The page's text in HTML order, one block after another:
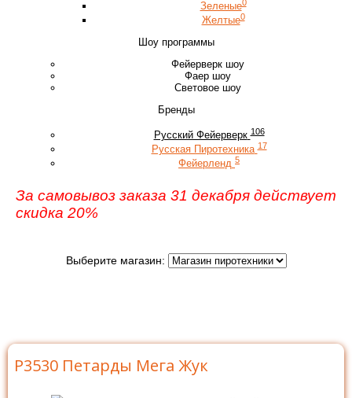
Зеленые0
Желтые0
Шоу программы
Фейерверк шоу
Фаер шоу
Световое шоу
Бренды
Русский Фейерверк 106
Русская Пиротехника 17
Фейерленд 5
За самовывоз заказа 31 декабря действует
скидка 20%
Выберите магазин:
Р3530 Петарды Мега Жук